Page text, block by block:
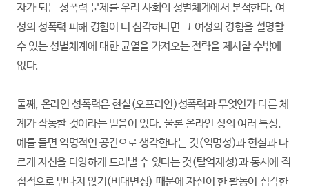
자가 되는 성폭력 문제를 우리 사회의 성별체계에서 분석한다. 여
성의 성폭력 피해 경험이 더 심각하다면 그 여성의 경험을 설명할
수 있는 성별체계에 대한 균열을 가져오는 전략을 제시할 수밖에
없다.
둘째, 온라인 성폭력은 현실(오프라인)성폭력과 무엇인가 다른 체
계가 작동할 것이라는 믿음이 있다. 물론 온라인 상의 여러 특성,
예를 들면 익명적인 공간으로 생각한다는 것(익명성)과 현실과 다
르게 자신을 다양하게 드러낼 수 있다는 것(탈억제성)과 동시에 직
접적으로 만나지 않기(비대면성) 때문에 자신이 한 활동이 심각한